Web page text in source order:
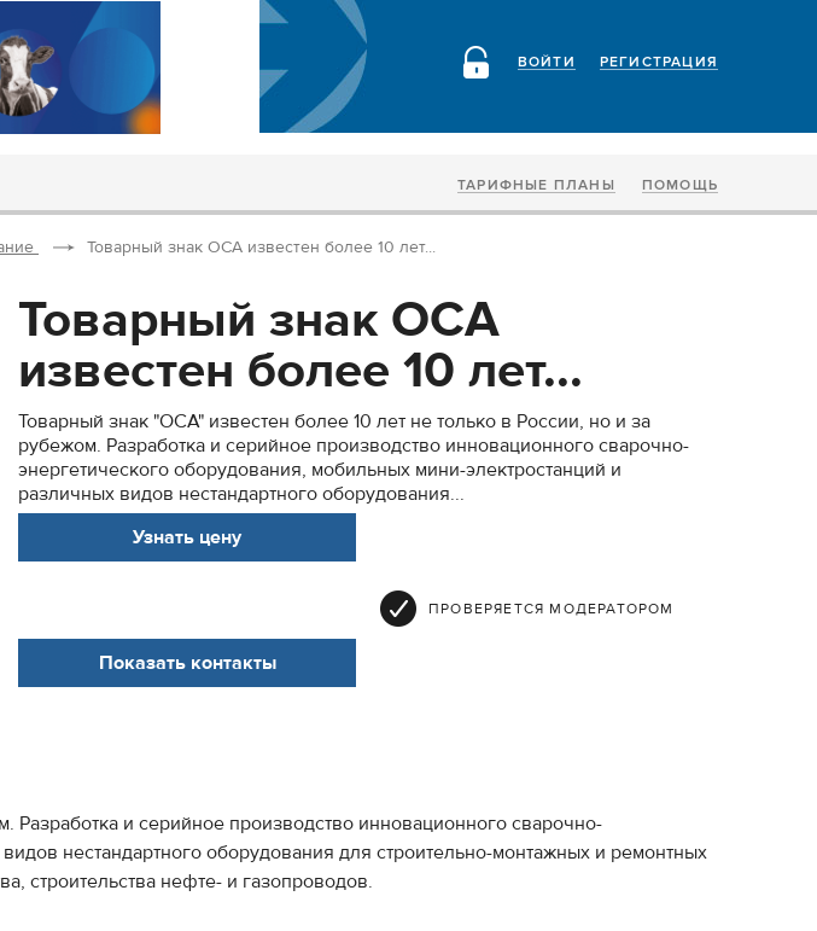
РЕГИСТРАЦИЯ
ВОЙТИ
ТАРИФНЫЕ ПЛАНЫ ПОМОЩЬ
Товарный знак ОСА известен более 10 лет...
Товарный знак ОСА
известен более 10 лет...
Товарный знак "ОСА" известен более 10 лет не только в России, но и за
рубежом. Разработка и серийное производство инновационного сварочно-
энергетического оборудования, мобильных мини-электростанций и
различных видов нестандартного оборудования...
Узнать цену
ПРОВЕРЯЕТСЯ МОДЕРАТОРОМ
Показать контакты
Разработка и серийное производство инновационного сварочно-
нестандартного оборудования для строительно-монтажных и ремонтных
строительства нефте- и газопроводов.